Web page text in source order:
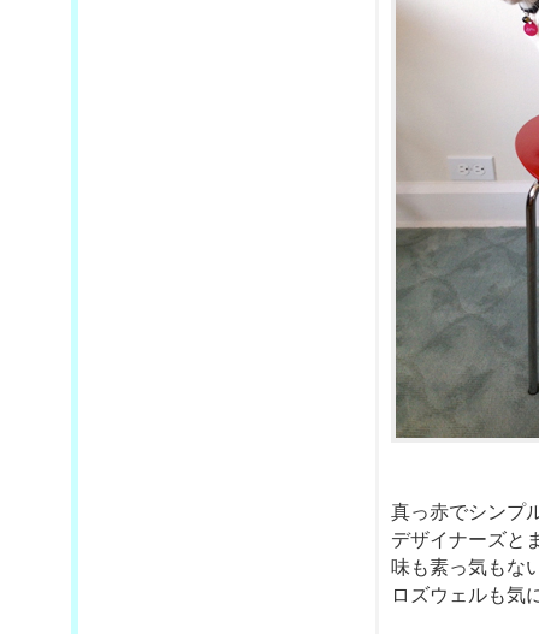
真っ赤でシンプ
デザイナーズと
味も素っ気もな
ロズウェルも気